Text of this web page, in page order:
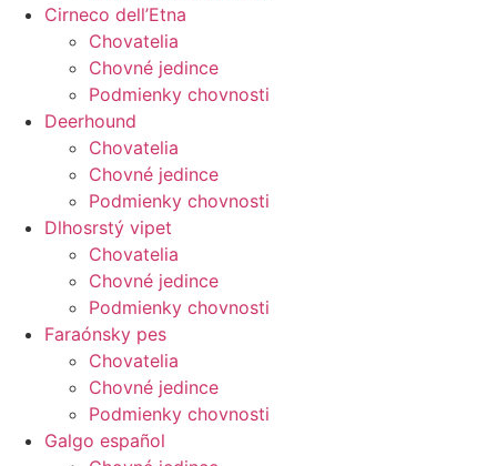
Cirneco dell’Etna
Chovatelia
Chovné jedince
Podmienky chovnosti
Deerhound
Chovatelia
Chovné jedince
Podmienky chovnosti
Dlhosrstý vipet
Chovatelia
Chovné jedince
Podmienky chovnosti
Faraónsky pes
Chovatelia
Chovné jedince
Podmienky chovnosti
Galgo español